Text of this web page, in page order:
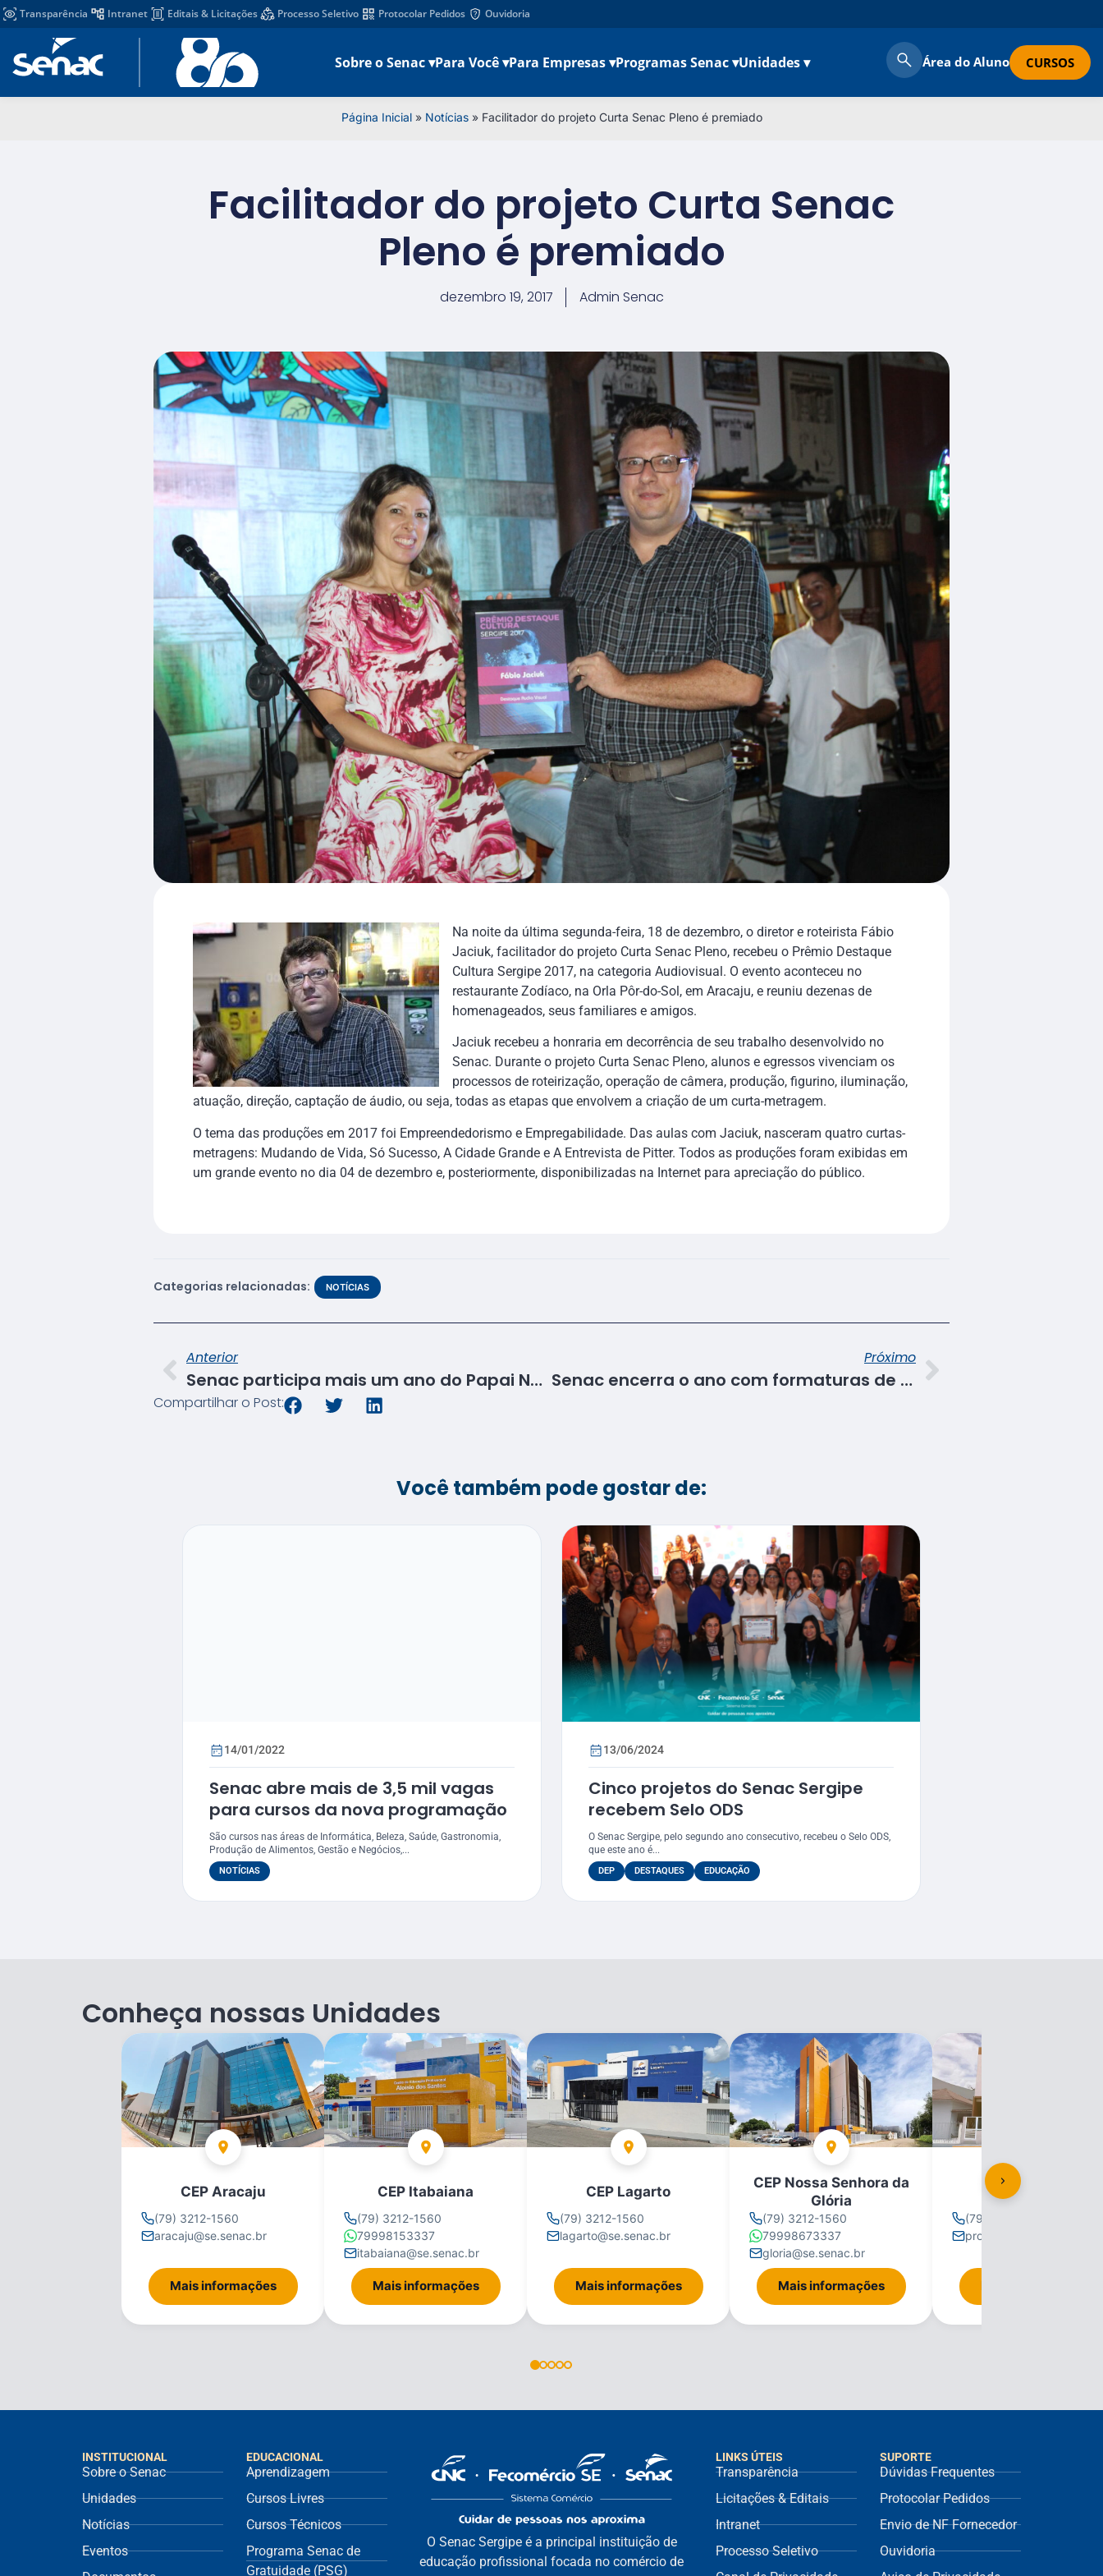
Transparência Intranet Editais & Licitações Processo Seletivo Protocolar Pedidos Ouvidoria
Sobre o Senac ▾Para Você ▾Para Empresas ▾Programas Senac ▾Unidades ▾ Área do Aluno CURSOS
Página Inicial» Notícias» Facilitador do projeto Curta Senac Pleno é premiado
Facilitador do projeto Curta Senac
Pleno é premiado
dezembro 19, 2017 Admin Senac
Na noite da última segunda-feira, 18 de dezembro, o diretor e roteirista Fábio
Jaciuk, facilitador do projeto Curta Senac Pleno, recebeu o Prêmio Destaque
Cultura Sergipe 2017, na categoria Audiovisual. O evento aconteceu no
restaurante Zodíaco, na Orla Pôr-do-Sol, em Aracaju, e reuniu dezenas de
homenageados, seus familiares e amigos.
Jaciuk recebeu a honraria em decorrência de seu trabalho desenvolvido no
Senac. Durante o projeto Curta Senac Pleno, alunos e egressos vivenciam os
processos de roteirização, operação de câmera, produção, figurino, iluminação,
atuação, direção, captação de áudio, ou seja, todas as etapas que envolvem a criação de um curta-metragem.
O tema das produções em 2017 foi Empreendedorismo e Empregabilidade. Das aulas com Jaciuk, nasceram quatro curtas-
metragens: Mudando de Vida, Só Sucesso, A Cidade Grande e A Entrevista de Pitter. Todos as produções foram exibidas em
um grande evento no dia 04 de dezembro e, posteriormente, disponibilizadas na Internet para apreciação do público.
Categorias relacionadas: NOTÍCIAS
Anterior
Senac participa mais um ano do Papai Noel dos Correios
Próximo
Senac encerra o ano com formaturas de cursos técnicos
Compartilhar o Post:
Você também pode gostar de:
14/01/2022
Senac abre mais de 3,5 mil vagas
para cursos da nova programação
São cursos nas áreas de Informática, Beleza, Saúde, Gastronomia,
Produção de Alimentos, Gestão e Negócios,...
NOTÍCIAS
13/06/2024
Cinco projetos do Senac Sergipe
recebem Selo ODS
O Senac Sergipe, pelo segundo ano consecutivo, recebeu o Selo ODS,
que este ano é...
DEP DESTAQUES EDUCAÇÃO
Conheça nossas Unidades
CEP Aracaju
(79) 3212-1560
aracaju@se.senac.br
Mais informações
CEP Itabaiana
(79) 3212-1560
79998153337
itabaiana@se.senac.br
Mais informações
CEP Lagarto
(79) 3212-1560
lagarto@se.senac.br
Mais informações
CEP Nossa Senhora da
Glória
(79) 3212-1560
79998673337
gloria@se.senac.br
Mais informações
CEP Propriá
(79) 3212-1560
propria@se.senac.br
INSTITUCIONAL
Sobre o Senac
Unidades
Notícias
Eventos
EDUCACIONAL
Aprendizagem
Cursos Livres
Cursos Técnicos
Programa Senac de
Gratuidade (PSG)
O Senac Sergipe é a principal instituição de
educação profissional focada no comércio de
LINKS ÚTEIS
Transparência
Licitações & Editais
Intranet
Processo Seletivo
SUPORTE
Dúvidas Frequentes
Protocolar Pedidos
Envio de NF Fornecedor
Ouvidoria